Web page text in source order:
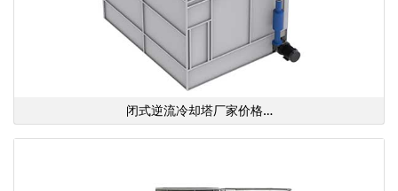
闭式逆流冷却塔厂家价格…